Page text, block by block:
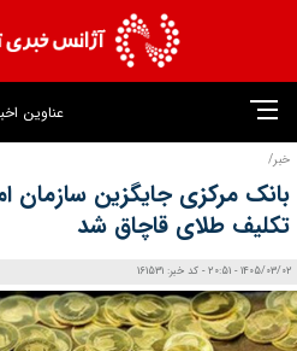
عناوین
خبر/
بانک مرکزی جایگزین سازمان
تکلیف طلای قاچاق شد
1405/03/02 - 20:51 - کد خبر: 161531